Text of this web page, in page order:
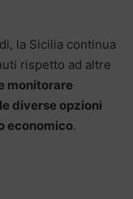
la Sicilia continua
rispetto ad altre
monitorare
diverse opzioni
economico.